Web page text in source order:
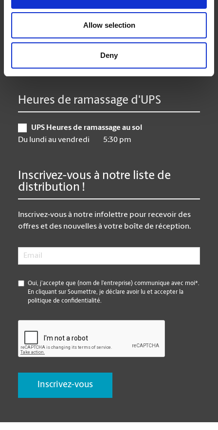
Allow selection
Deny
9:00 am - 6:30 pm
Vendredi
9:00 am - 6:30 pm
10:00 am - 3:00 pm
Heures de ramassage d'UPS
UPS Heures de ramassage au sol
Du lundi au vendredi
5:30 pm
Inscrivez-vous à notre liste de
distribution !
Inscrivez-vous à notre infolettre pour recevoir des
offres et des nouvelles à votre boîte de réception.
Email
*
Oui, j’accepte que (nom de l’entreprise) communique avec moi*.
En cliquant sur Soumettre, je déclare avoir lu et accepter la
politique de confidentialité.